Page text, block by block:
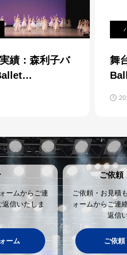
績：森利子バ
舞
ームからご連
信いたしま
ーム
ご依頼
ご依頼・お見積
ォームからご連
返信
ご依頼